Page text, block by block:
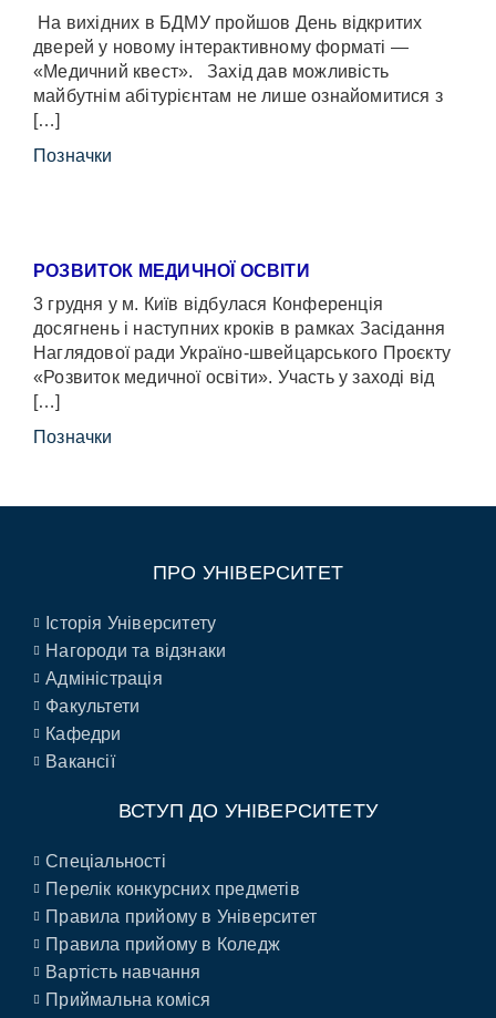
На вихідних в БДМУ пройшов День відкритих
дверей у новому інтерактивному форматі —
«Медичний квест». Захід дав можливість
майбутнім абітурієнтам не лише ознайомитися з
[…]
Позначки
РОЗВИТОК МЕДИЧНОЇ ОСВІТИ
3 грудня у м. Київ відбулася Конференція
досягнень і наступних кроків в рамках Засідання
Наглядової ради Україно-швейцарського Проєкту
«Розвиток медичної освіти». Участь у заході від
[…]
Позначки
ПРО УНІВЕРСИТЕТ
Історія Університету
Нагороди та відзнаки
Адміністрація
Факультети
Кафедри
Вакансії
ВСТУП ДО УНІВЕРСИТЕТУ
Спеціальності
Перелік конкурсних предметів
Правила прийому в Університет
Правила прийому в Коледж
Вартість навчання
Приймальна коміся